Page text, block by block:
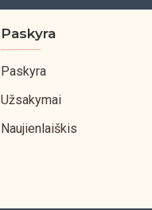
Paskyra
Paskyra
Užsakymai
Naujienlaiškis